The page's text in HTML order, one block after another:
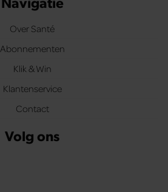
Over Santé
Abonnementen
Klik & Win
Klantenservice
Contact
Volg ons